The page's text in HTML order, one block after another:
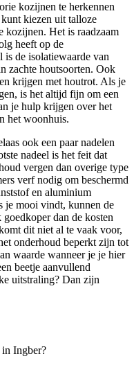
kozijnen te herkennen
kiezen uit talloze
kozijnen. Het is raadzaam
heeft op de
de isolatiewaarde van
zachte houtsoorten. Ook
krijgen met houtrot. Als je
is het altijd fijn om een
je hulp krijgen over het
het woonhuis.
ook een paar nadelen
nadeel is het feit dat
vergen dan overige type
verf nodig om beschermd
en aluminium
je mooi vindt, kunnen de
dan de kosten
dit niet al te vaak voor,
onderhoud beperkt zijn tot
waarde wanneer je je hier
beetje aanvullend
uitstraling? Dan zijn
Ingber?